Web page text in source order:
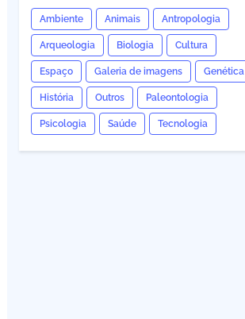
Ambiente Animais Antropologia
Arqueologia Biologia Cultura
Espaço Galeria de imagens Genética
História Outros Paleontologia
Psicologia Saúde Tecnologia